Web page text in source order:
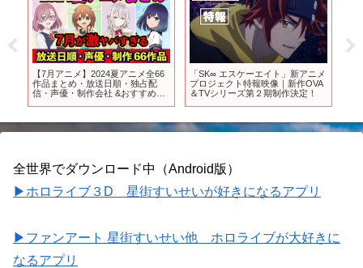
夏アニメ全66
日順・独占配
社 &おすすめア
「SK∞ エスケーエイト」新アニメ
プロジェクト特報映像｜新作OVA
＆TVシリーズ第２期制作決定！
【ツイステ】アニメの新
督生に走る衝撃！リドル＆
＆チェーニャの幼少期のカ
Wonderland】
全世界でダウンロード中（Android版）
▶ホロライブ３D 星街すいせいが好きになるアプリ
▶ファンアート 星街すいせい他 ホロライブが大好きに
なるアプリ